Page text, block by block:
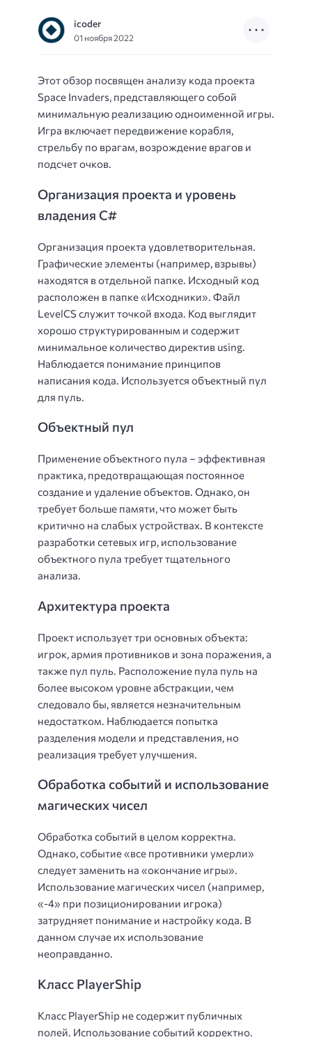
icoder
01 ноября 2022
Этот обзор посвящен анализу кода проекта
Space Invaders, представляющего собой
минимальную реализацию одноименной игры.
Игра включает передвижение корабля,
стрельбу по врагам, возрождение врагов и
подсчет очков.
Организация проекта и уровень
владения C#
Организация проекта удовлетворительная.
Графические элементы (например, взрывы)
находятся в отдельной папке. Исходный код
расположен в папке «Исходники». Файл
LevelCS служит точкой входа. Код выглядит
хорошо структурированным и содержит
минимальное количество директив using.
Наблюдается понимание принципов
написания кода. Используется объектный пул
для пуль.
Объектный пул
Применение объектного пула – эффективная
практика, предотвращающая постоянное
создание и удаление объектов. Однако, он
требует больше памяти, что может быть
критично на слабых устройствах. В контексте
разработки сетевых игр, использование
объектного пула требует тщательного
анализа.
Архитектура проекта
Проект использует три основных объекта:
игрок, армия противников и зона поражения, а
также пул пуль. Расположение пула пуль на
более высоком уровне абстракции, чем
следовало бы, является незначительным
недостатком. Наблюдается попытка
разделения модели и представления, но
реализация требует улучшения.
Обработка событий и использование
магических чисел
Обработка событий в целом корректна.
Однако, событие «все противники умерли»
следует заменить на «окончание игры».
Использование магических чисел (например,
«-4» при позиционировании игрока)
затрудняет понимание и настройку кода. В
данном случае их использование
неоправданно.
Класс PlayerShip
Класс PlayerShip не содержит публичных
полей. Использование событий корректно.